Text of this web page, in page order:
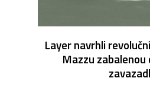
Layer navrhli
Mazzu zabalenou